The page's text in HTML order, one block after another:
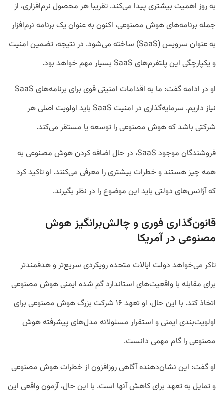
به روز اهمیت بیشتری پیدا می‌کند. تقریبا هر محصول نرم‌افزاری، از
جمله برنامه‌های هوش مصنوعی، اکنون به عنوان یک برنامه نرم‌افزار
به عنوان سرویس (SaaS) ساخته می‌شود. در نتیجه، تضمین امنیت
و یکپارچگی این پلتفرم‌های SaaS بسیار مهم خواهد بود.
او در ادامه گفت: ما به اقدامات امنیتی قوی برای برنامه‌های SaaS
نیاز داریم. سرمایه‌گذاری در امنیت SaaS باید اولویت اصلی هر
شرکتی باشد که هوش مصنوعی را توسعه یا مستقر می‌کند.
فروشندگان موجود SaaS، در حال اضافه کردن هوش مصنوعی به
همه چیز هستند و خطرات بیشتری را معرفی می‌کنند. او تاکید کرد
که آژانس‌های دولتی باید این موضوع را در نظر بگیرند.
قانون‌گذاری فوری و چالش‌برانگیز هوش
مصنوعی در آمریکا
تاکر می‌خواهد دولت ایالات متحده رویکردی سریع‌تر و هدفمندتر
برای مقابله با واقعیت‌های استاندارد گم‌ شده ایمنی هوش مصنوعی
اتخاذ کند. با این حال، او تعهد ۱۶ شرکت بزرگ هوش مصنوعی برای
اولویت‌بندی ایمنی و استقرار مسئولانه مدل‌های پیشرفته هوش
مصنوعی را گام مهمی دانست.
او گفت: این نشان‌دهنده آگاهی روزافزون از خطرات هوش مصنوعی
و تمایل به تعهد برای کاهش آنها است. با این حال، آزمون واقعی این